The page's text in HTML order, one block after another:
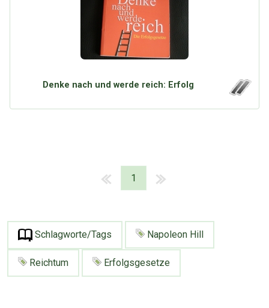
Denke nach und werde reich: Erfolg
1
Schlagworte/Tags Napoleon Hill
Reichtum Erfolgsgesetze